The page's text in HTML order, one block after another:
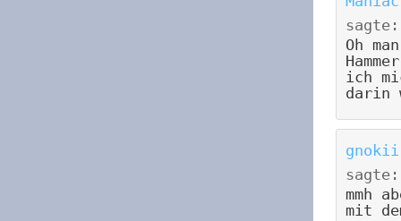
sagte:
Oh
ich
darin
gnokii
sagte:
mmh
mit